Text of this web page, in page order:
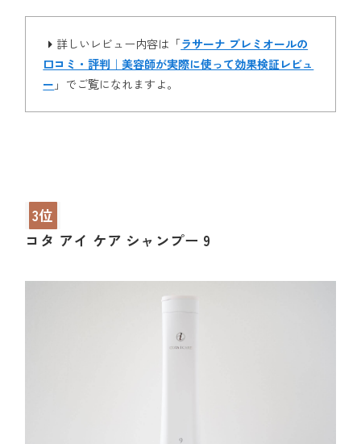
詳しいレビュー内容は「ラサーナ プレミオールの
口コミ・評判｜美容師が実際に使って効果検証レビュ
ー 」でご覧になれますよ。
3位
コタ アイ ケア シャンプー 9